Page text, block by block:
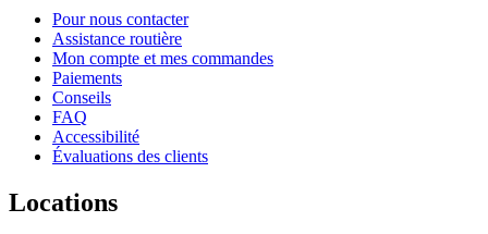
Pour nous contacter
Assistance routière
Mon compte et mes commandes
Paiements
Conseils
FAQ
Accessibilité
Évaluations des clients
Locations